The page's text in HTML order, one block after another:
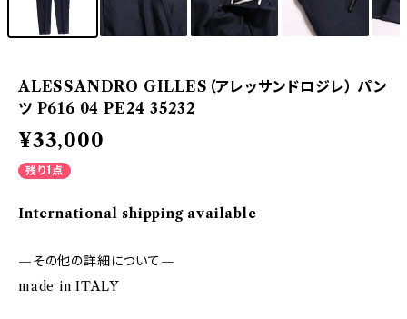
ALESSANDRO GILLES（アレッサンドロジレ） パン
ツ P616 04 PE24 35232
¥33,000
残り1点
International shipping available
—その他の詳細について—
made in ITALY